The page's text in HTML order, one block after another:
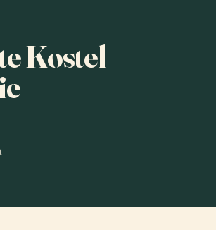
Kostel